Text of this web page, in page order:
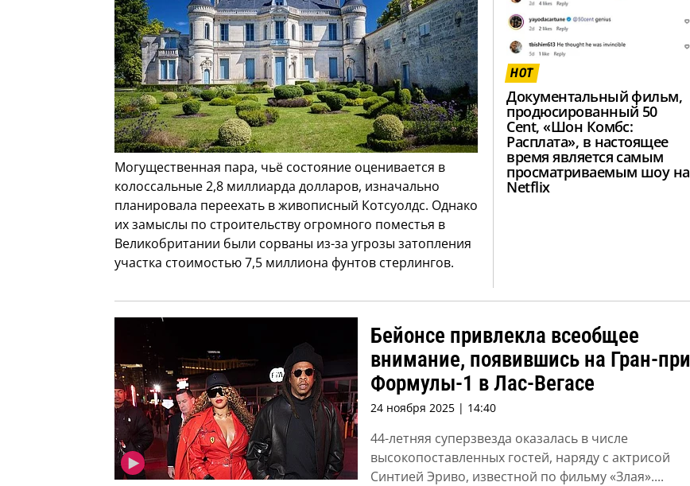
Могущественная пара, чьё состояние оценивается в
колоссальные 2,8 миллиарда долларов, изначально
планировала переехать в живописный Котсуолдс. Однако
их замыслы по строительству огромного поместья в
Великобритании были сорваны из-за угрозы затопления
участка стоимостью 7,5 миллиона фунтов стерлингов.
HOT
Документальный фильм,
продюсированный 50
Cent, «Шон Комбс:
Расплата», в настоящее
время является самым
просматриваемым шоу на
Netflix
Бейонсе привлекла всеобщее
внимание, появившись на Гран-при
Формулы-1 в Лас-Вегасе
24 ноября 2025 | 14:40
44-летняя суперзвезда оказалась в числе
высокопоставленных гостей, наряду с актрисой
Синтией Эриво, известной по фильму «Злая»....